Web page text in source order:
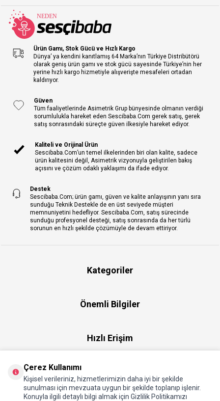
Ürün Gamı, Stok Gücü ve Hızlı Kargo
Dünya’ ya kendini kanıtlamış 64 Marka’nın Türkiye Distribütörü
olarak geniş ürün gamı ve stok gücü sayesinde Türkiye’nin her
yerine hızlı kargo hizmetiyle alışverişte mesafeleri ortadan
kaldırıyor.
Güven
Tüm faaliyetlerinde Asimetrik Grup bünyesinde olmanın verdiği
sorumlulukla hareket eden Sescibaba.Com gerek satış, gerek
satış sonrasındaki süreçte güven ilkesiyle hareket ediyor.
Kaliteli ve Orijinal Ürün
Sescibaba.Com’un temel ilkelerinden biri olan kalite, sadece
ürün kalitesini değil, Asimetrik vizyonuyla geliştirilen bakış
açısını ve çözüm odaklı yaklaşımı da ifade ediyor.
Destek
Sescibaba.Com; ürün gamı, güven ve kalite anlayışının yanı sıra
sunduğu Teknik Destekle de en üst seviyede müşteri
memnuniyetini hedefliyor. Sescibaba.Com, satış sürecinde
sunduğu profesyonel desteği, satış sonrasında da her türlü
sorunun en hızlı şekilde çözümüyle de devam ettiriyor.
Kategoriler
Önemli Bilgiler
Hızlı Erişim
Çerez Kullanımı
Kişisel verileriniz, hizmetlerimizin daha iyi bir şekilde
sunulması için mevzuata uygun bir şekilde toplanıp işlenir.
Konuyla ilgili detaylı bilgi almak için Gizlilik Politikamızı